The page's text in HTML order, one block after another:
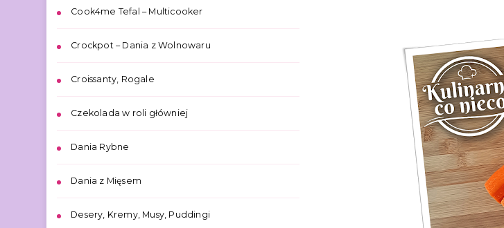
Cook4me Tefal – Multicooker
Crockpot – Dania z Wolnowaru
Croissanty, Rogale
Czekolada w roli główniej
Dania Rybne
Dania z Mięsem
Desery, Kremy, Musy, Puddingi